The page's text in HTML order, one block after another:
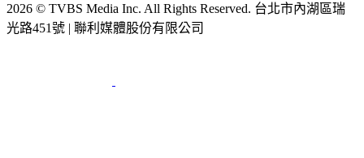
2026 © TVBS Media Inc. All Rights Reserved. 台北市內湖區瑞
光路451號 | 聯利媒體股份有限公司